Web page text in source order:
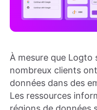
À mesure que Logto
nombreux clients
données dans des
Les ressources